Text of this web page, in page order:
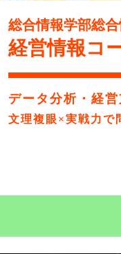
総合情報学部総
経営情報コ
データ分析・経営
文理複眼×実戦力で